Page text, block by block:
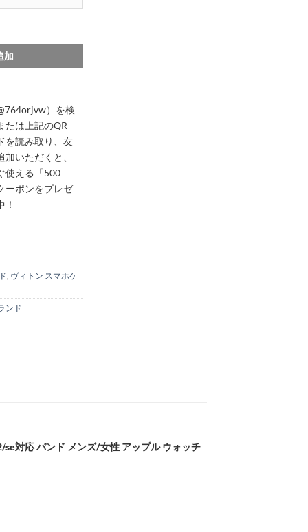
加
）を検
たは上記のQR
を読み取り、友
加いただくと、
使える「500
ーポンをプレゼ
！
ヴィトン スマホケ
ンド
対応 バンド メンズ/女性 アップル ウォッチ